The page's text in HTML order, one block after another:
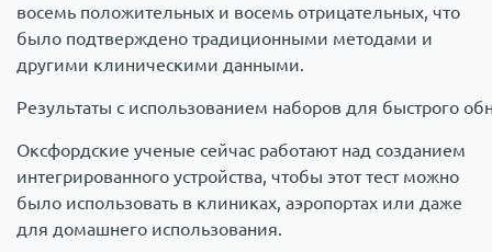
восемь положительных и восемь отрицательных, что
было подтверждено традиционными методами и
другими клиническими данными.
Результаты с использованием наборов для быстрого
Оксфордские ученые сейчас работают над созданием
интегрированного устройства, чтобы этот тест можно
было использовать в клиниках, аэропортах или даже
для домашнего использования.